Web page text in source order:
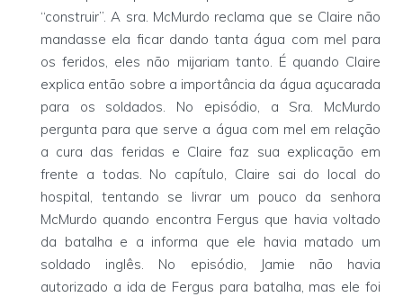
“construir”. A sra. McMurdo reclama que se Claire não
mandasse ela ficar dando tanta água com mel para
os feridos, eles não mijariam tanto. É quando Claire
explica então sobre a importância da água açucarada
para os soldados. No episódio, a Sra. McMurdo
pergunta para que serve a água com mel em relação
a cura das feridas e Claire faz sua explicação em
frente a todas. No capítulo, Claire sai do local do
hospital, tentando se livrar um pouco da senhora
McMurdo quando encontra Fergus que havia voltado
da batalha e a informa que ele havia matado um
soldado inglês. No episódio, Jamie não havia
autorizado a ida de Fergus para batalha, mas ele foi